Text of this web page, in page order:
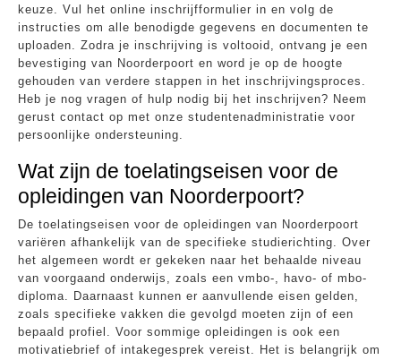
keuze. Vul het online inschrijfformulier in en volg de
instructies om alle benodigde gegevens en documenten te
uploaden. Zodra je inschrijving is voltooid, ontvang je een
bevestiging van Noorderpoort en word je op de hoogte
gehouden van verdere stappen in het inschrijvingsproces.
Heb je nog vragen of hulp nodig bij het inschrijven? Neem
gerust contact op met onze studentenadministratie voor
persoonlijke ondersteuning.
Wat zijn de toelatingseisen voor de
opleidingen van Noorderpoort?
De toelatingseisen voor de opleidingen van Noorderpoort
variëren afhankelijk van de specifieke studierichting. Over
het algemeen wordt er gekeken naar het behaalde niveau
van voorgaand onderwijs, zoals een vmbo-, havo- of mbo-
diploma. Daarnaast kunnen er aanvullende eisen gelden,
zoals specifieke vakken die gevolgd moeten zijn of een
bepaald profiel. Voor sommige opleidingen is ook een
motivatiebrief of intakegesprek vereist. Het is belangrijk om